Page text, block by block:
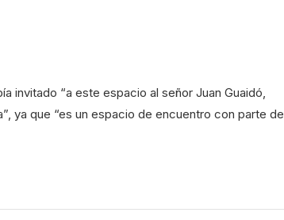
invitado “a este espacio al señor Juan Guaidó,
ya que “es un espacio de encuentro con parte de